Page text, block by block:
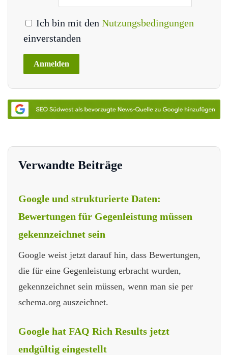
Ich bin mit den Nutzungsbedingungen
einverstanden
Verwandte Beiträge
Google und strukturierte Daten:
Bewertungen für Gegenleistung müssen
gekennzeichnet sein
Google weist jetzt darauf hin, dass Bewertungen,
die für eine Gegenleistung erbracht wurden,
gekennzeichnet sein müssen, wenn man sie per
schema.org auszeichnet.
Google hat FAQ Rich Results jetzt
endgültig eingestellt